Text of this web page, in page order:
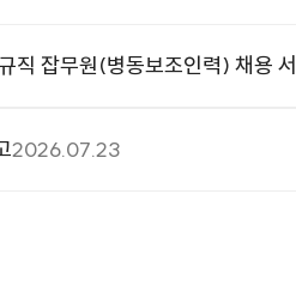
직 잡무원(병동보조인력) 채용
2026.07.23